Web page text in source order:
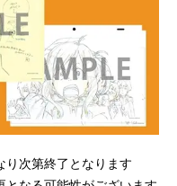
次第終了となります